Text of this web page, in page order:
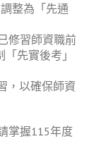
整為「先通
修習師資職前
先實後考」
，以確保師資
掌握115年度